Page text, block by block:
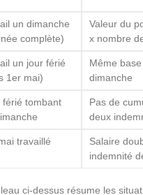
un dimanche
complète)
Valeur du
x nombre
un jour férié
1er mai)
Même
dimanche
férié tombant
Pas de
deux
travaillé
Salaire
indemnité
ci-dessus résume les